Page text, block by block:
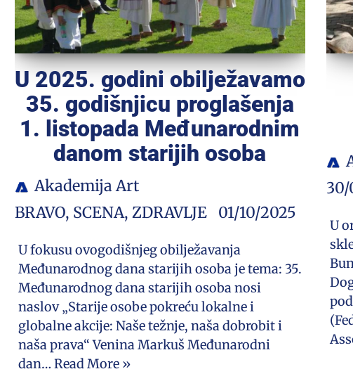
U 2025. godini obilježavamo
35. godišnjicu proglašenja
1. listopada Međunarodnim
danom starijih osoba
Akademija Art
BRAVO, SCENA, ZDRAVLJE 01/10/2025
U fokusu ovogodišnjeg obilježavanja
Međunarodnog dana starijih osoba je tema: 35.
Međunarodnog dana starijih osoba nosi
naslov „Starije osobe pokreću lokalne i
globalne akcije: Naše težnje, naša dobrobit i
naša prava“ Venina Markuš Međunarodni
dan… Read More »
U